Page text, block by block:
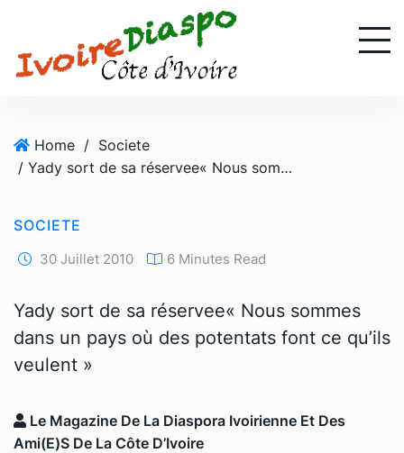
Home / Societe
/ Yady sort de sa réservee« Nous sommes dans un pays où des potentats font ce qu’ils veulent »
SOCIETE
30 Juillet 2010 6 Minutes Read
Yady sort de sa réservee« Nous sommes
dans un pays où des potentats font ce qu’ils
veulent »
Le Magazine De La Diaspora Ivoirienne Et Des
Ami(e)s De La Côte D’Ivoire